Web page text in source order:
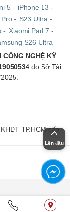
5 - iPhone 13 -
Pro - S23 Ultra -
- Xiaomi Pad 7 -
S26 Ultra
CÔNG NGHỆ KỸ
do Sở Tài
TP.HCM cấp
Lên đầu